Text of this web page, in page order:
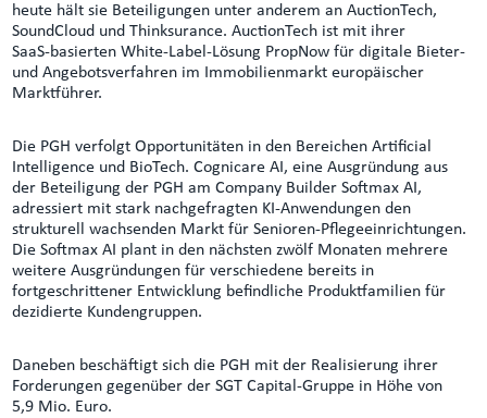
heute hält sie Beteiligungen unter anderem an AuctionTech,
SoundCloud und Thinksurance. AuctionTech ist mit ihrer
SaaS‑basierten White‑Label‑Lösung PropNow für digitale Bieter‑
und Angebotsverfahren im Immobilienmarkt europäischer
Marktführer.
Die PGH verfolgt Opportunitäten in den Bereichen Artificial
Intelligence und BioTech. Cognicare AI, eine Ausgründung aus
der Beteiligung der PGH am Company Builder Softmax AI,
adressiert mit stark nachgefragten KI-Anwendungen den
strukturell wachsenden Markt für Senioren‑Pflegeeinrichtungen.
Die Softmax AI plant in den nächsten zwölf Monaten mehrere
weitere Ausgründungen für verschiedene bereits in
fortgeschrittener Entwicklung befindliche Produktfamilien für
dezidierte Kundengruppen.
Daneben beschäftigt sich die PGH mit der Realisierung ihrer
Forderungen gegenüber der SGT Capital‑Gruppe in Höhe von
5,9 Mio. Euro.